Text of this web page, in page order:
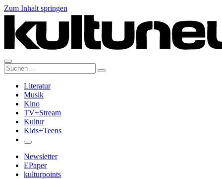
Zum Inhalt springen
Suche:
Literatur
Musik
Kino
TV+Stream
Kultur
Kids+Teens
Newsletter
EPaper
kulturpoints